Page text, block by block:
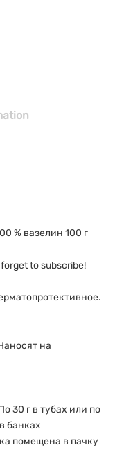
% вазелин 100 г
to subscribe!
на
30 г в тубах или по
банках
помещена в пачку